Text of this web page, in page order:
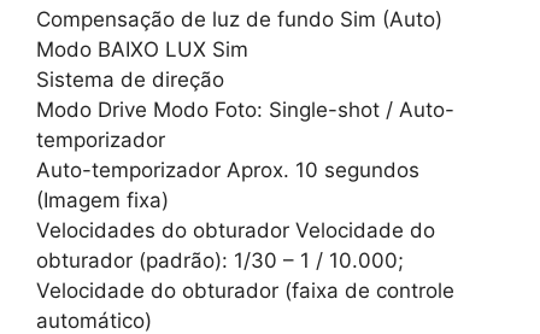
Compensação de luz de fundo Sim (Auto)
Modo BAIXO LUX Sim
Sistema de direção
Modo Drive Modo Foto: Single-shot / Auto-
temporizador
Auto-temporizador Aprox. 10 segundos
(Imagem fixa)
Velocidades do obturador Velocidade do
obturador (padrão): 1/30 – 1 / 10.000;
Velocidade do obturador (faixa de controle
automático)